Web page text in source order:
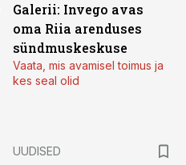
Galerii: Invego avas
oma Riia arenduses
sündmuskeskuse
Vaata, mis avamisel toimus ja
kes seal olid
UUDISED